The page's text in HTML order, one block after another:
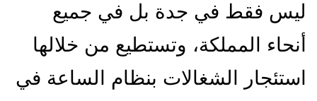
ليس فقط في جدة بل في جميع
أنحاء المملكة، وتستطيع من خلالها
استئجار الشغالات بنظام الساعة في